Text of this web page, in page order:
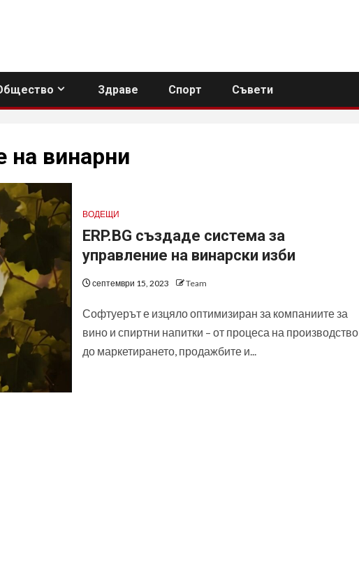
Здраве Спорт Съвети
на винарни
ВОДЕЩИ
ERP.BG създаде система за
управление на винарски изби
септември 15, 2023 Team
Софтуерът е изцяло оптимизиран за компаниите за
вино и спиртни напитки – от процеса на производство
до маркетирането, продажбите и...